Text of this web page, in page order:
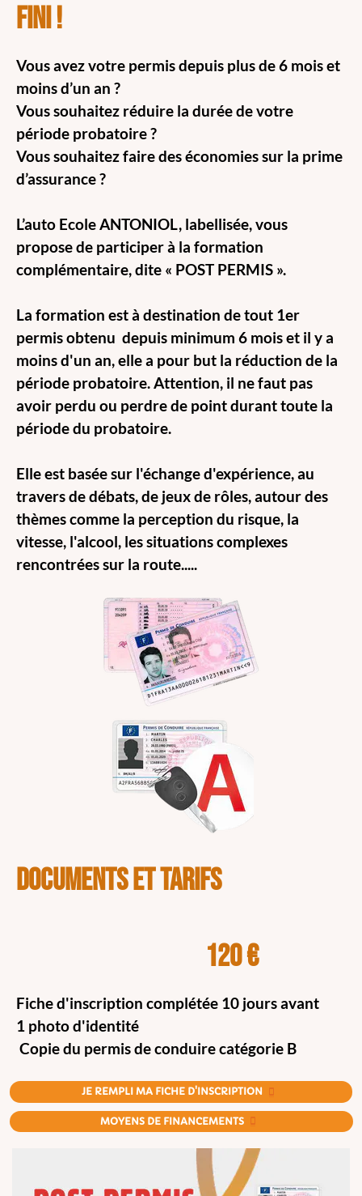
fini !
Vous avez votre permis depuis plus de 6 mois et
moins d’un an ?
Vous souhaitez réduire la durée de votre
période probatoire ?
Vous souhaitez faire des économies sur la prime
d’assurance ?
L’auto Ecole ANTONIOL, labellisée, vous
propose de participer à la formation
complémentaire, dite « POST PERMIS ».
La formation est à destination de tout 1er
permis obtenu depuis minimum 6 mois et il y a
moins d'un an, elle a pour but la réduction de la
période probatoire. Attention, il ne faut pas
avoir perdu ou perdre de point durant toute la
période du probatoire.
Elle est basée sur l'échange d'expérience, au
travers de débats, de jeux de rôles, autour des
thèmes comme la perception du risque, la
vitesse, l'alcool, les situations complexes
rencontrées sur la route.....
DOCUMENTS ET TARIFS
120 €
Fiche d'inscription complétée 10 jours avant
1 photo d'identité
Copie du permis de conduire catégorie B
settings_cell
JE REMPLI MA FICHE D'INSCRIPTION
settings_cell
MOYENS DE FINANCEMENTS